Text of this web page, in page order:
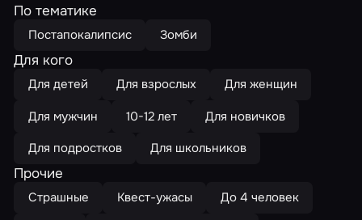
По тематике
Постапокалипсис Зомби
Для кого
Для детей Для взрослых
Для женщин
Для мужчин
10-12 лет
Для новичков
Для подростков
Для школьников
Прочие
Страшные Квест-ужасы
До 4 человек